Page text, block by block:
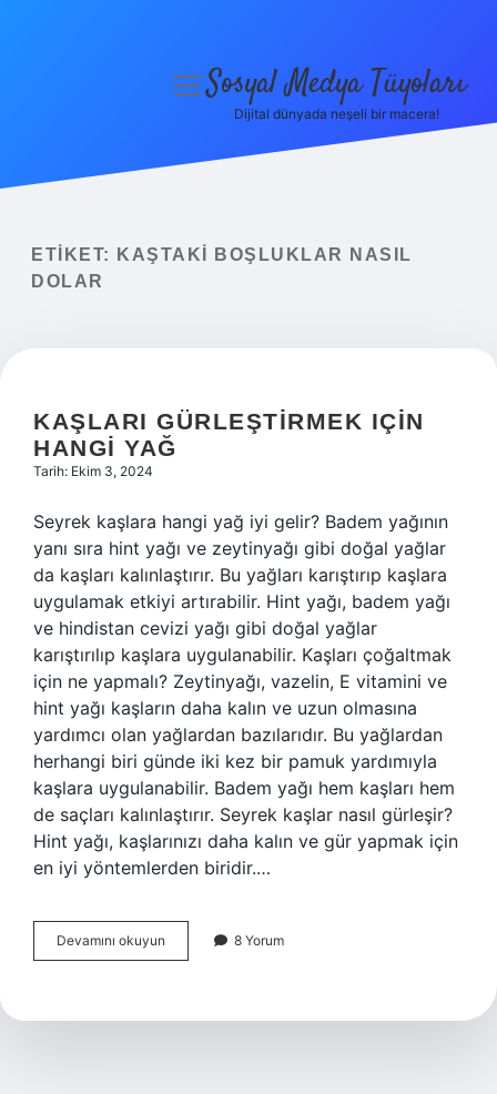
Yasal Uyarı
menüyüSosyal Medya Tüyoları
Dijital dünyada neşeli bir macera!
ETIKET:
KAŞTAKI BOŞLUKLAR NASIL
DOLAR
KAŞLARI GÜRLEŞTIRMEK IÇIN
HANGI YAĞ
Tarih: Ekim 3, 2024
Seyrek kaşlara hangi yağ iyi gelir? Badem yağının
yanı sıra hint yağı ve zeytinyağı gibi doğal yağlar
da kaşları kalınlaştırır. Bu yağları karıştırıp kaşlara
uygulamak etkiyi artırabilir. Hint yağı, badem yağı
ve hindistan cevizi yağı gibi doğal yağlar
karıştırılıp kaşlara uygulanabilir. Kaşları çoğaltmak
için ne yapmalı? Zeytinyağı, vazelin, E vitamini ve
hint yağı kaşların daha kalın ve uzun olmasına
yardımcı olan yağlardan bazılarıdır. Bu yağlardan
herhangi biri günde iki kez bir pamuk yardımıyla
kaşlara uygulanabilir. Badem yağı hem kaşları hem
de saçları kalınlaştırır. Seyrek kaşlar nasıl gürleşir?
Hint yağı, kaşlarınızı daha kalın ve gür yapmak için
en iyi yöntemlerden biridir.…
Devamını okuyun
Gürleştirmek
Yağ
8 Yorum